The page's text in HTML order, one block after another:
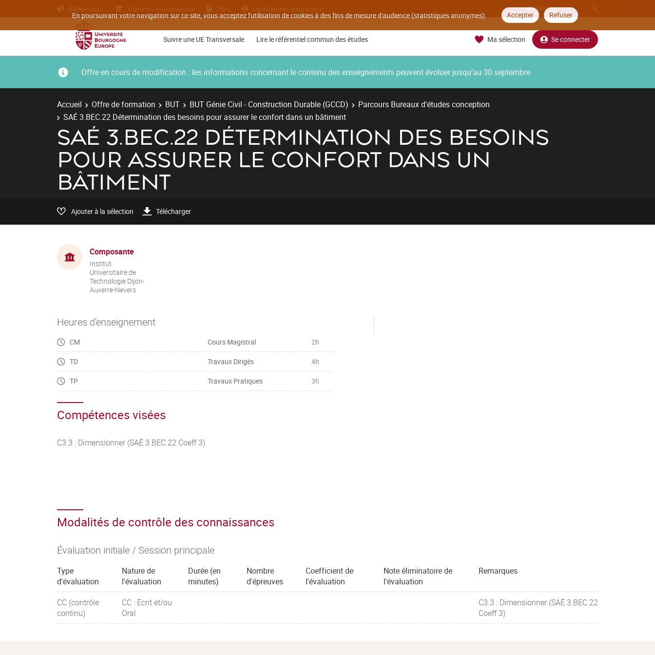
En poursuivant votre navigation sur ce site, vous acceptez l'utilisation de cookies à des fins de mesure d'audience (statistiques anonymes). Accepter Refuser
Bibliothèque Etudiants internationaux Plan Candidatures inscriptions
Suivre une UE Transversale Lire le référentiel commun des études Ma sélection Se connecter
Offre en cours de modification : les informations concernant le contenu des enseignements peuvent évoluer jusqu’au 30 septembre
Accueil Offre de formation BUT BUT Génie Civil - Construction Durable (GCCD)
Parcours Bureaux d'études conception
SAÉ 3.BEC.22 Détermination des besoins pour assurer le confort dans un bâtiment
SAÉ 3.BEC.22 DÉTERMINATION DES BESOINS
POUR ASSURER LE CONFORT DANS UN
BÂTIMENT
Ajouter à la sélection Télécharger
Composante
Institut
Universitaire de
Technologie Dijon-
Auxerre-Nevers
Heures d'enseignement
CM Cours Magistral 2h
TD Travaux Dirigés 4h
TP Travaux Pratiques 3h
Compétences visées
C3.3 : Dimensionner (SAÉ 3.BEC.22 Coeff 3)
Modalités de contrôle des connaissances
Évaluation initiale / Session principale
Type
d'évaluation
Nature de
l'évaluation
Durée (en
minutes)
Nombre
d'épreuves
Coefficient de
l'évaluation
Note éliminatoire de
l'évaluation
Remarques
CC (contrôle
continu)
CC : Ecrit et/ou
Oral
C3.3 : Dimensionner (SAÉ 3.BEC.22
Coeff 3)